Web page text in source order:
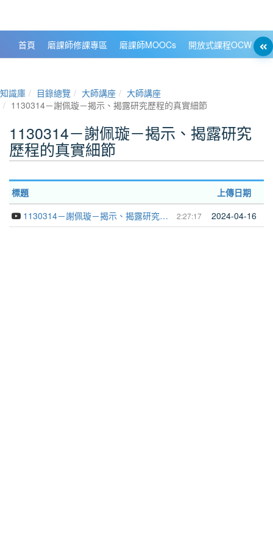
首頁 磨課師修課專區 磨課師MOOCs 開放式課程OCW
知識庫 目錄總覽 大師講座
大師講座
1130314－謝佩璇－揭示、揭露研究歷程的真實細節
1130314－謝佩璇－揭示、揭露研究
歷程的真實細節
標題 上傳日期
2:27:17
1130314－謝佩璇－揭示、揭露研究歷程的真實細節 2024-04-16